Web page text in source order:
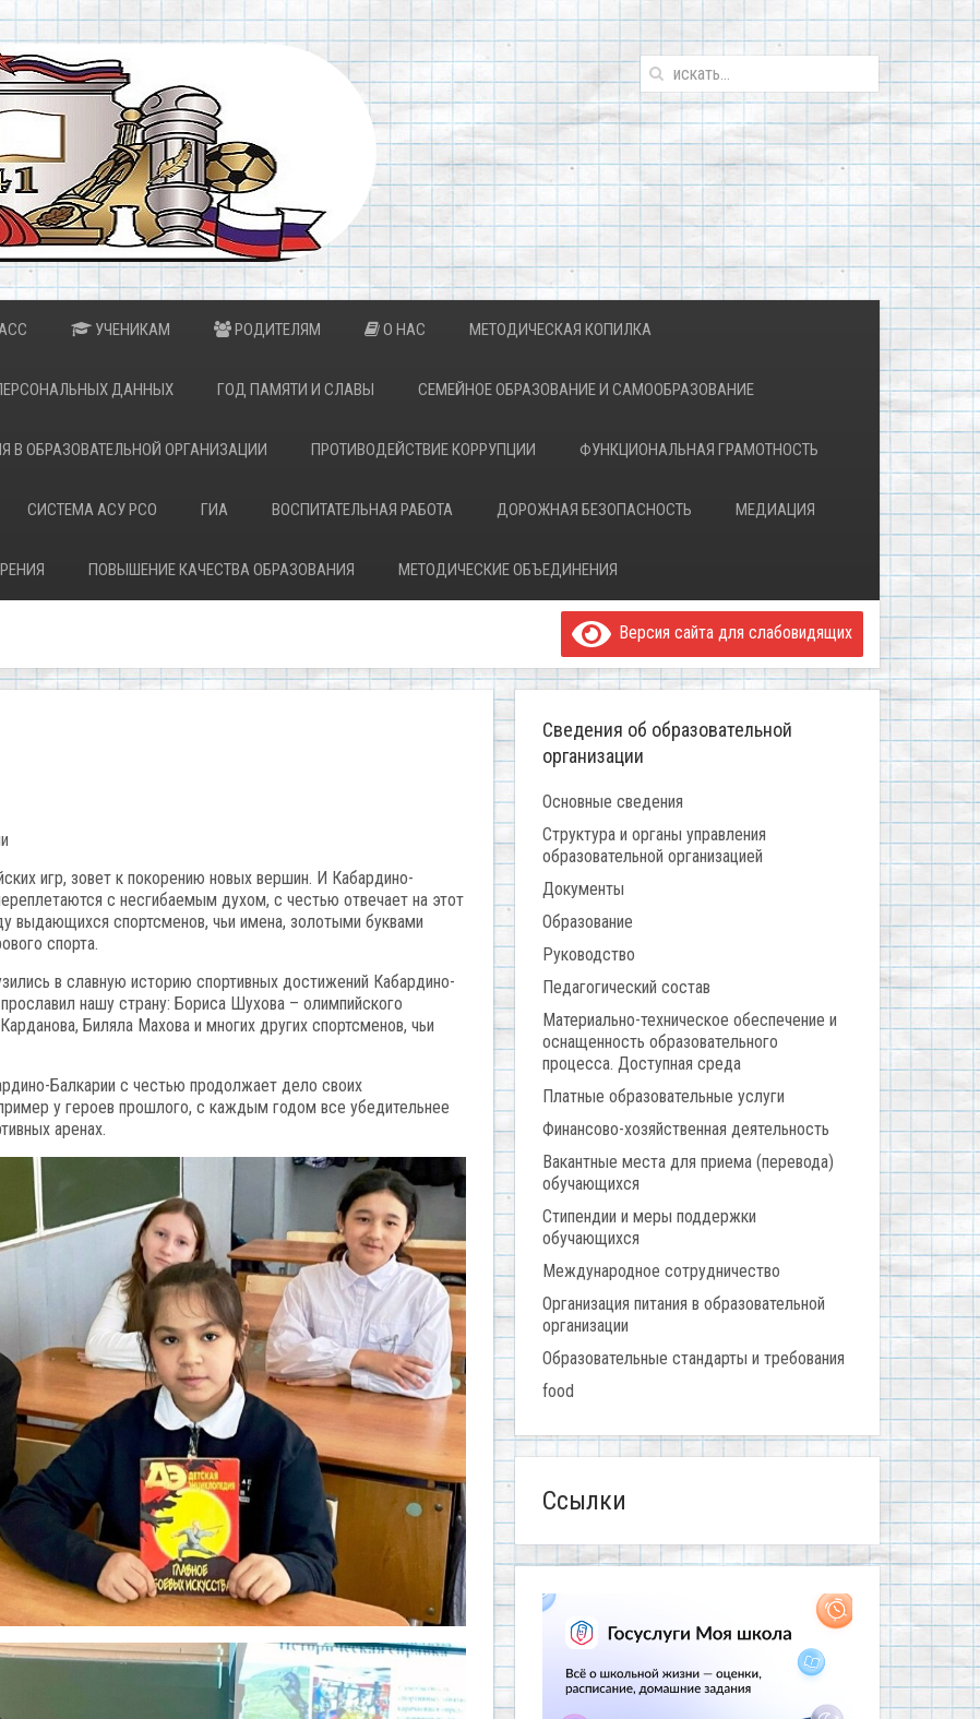
УЧЕНИКАМ РОДИТЕЛЯМ О НАС МЕТОДИЧЕСКАЯ КОПИЛКА
ДАННЫХ ГОД ПАМЯТИ И СЛАВЫ СЕМЕЙНОЕ ОБРАЗОВАНИЕ И САМООБРАЗОВАНИЕ
В ОБРАЗОВАТЕЛЬНОЙ ОРГАНИЗАЦИИ ПРОТИВОДЕЙСТВИЕ КОРРУПЦИИ ФУНКЦИОНАЛЬНАЯ ГРАМОТНОСТЬ
СИСТЕМА АСУ РСО ГИА ВОСПИТАТЕЛЬНАЯ РАБОТА ДОРОЖНАЯ БЕЗОПАСНОСТЬ МЕДИАЦИЯ
ПОВЫШЕНИЕ КАЧЕСТВА ОБРАЗОВАНИЯ МЕТОДИЧЕСКИЕ ОБЪЕДИНЕНИЯ
Версия сайта для слабовидящих
игр, зовет к покорению новых вершин. И Кабардино-
с несгибаемым духом, с честью отвечает на этот
выдающихся спортсменов, чьи имена, золотыми буквами
спорта.
в славную историю спортивных достижений Кабардино-
нашу страну: Бориса Шухова – олимпийского
Биляла Махова и многих других спортсменов, чьи
Балкарии с честью продолжает дело своих
у героев прошлого, с каждым годом все убедительнее
аренах.
Сведения об образовательной
организации
Основные сведения
Структура и органы управления
образовательной организацией
Документы
Образование
Руководство
Педагогический состав
Материально-техническое обеспечение и
оснащенность образовательного
процесса. Доступная среда
Платные образовательные услуги
Финансово-хозяйственная деятельность
Вакантные места для приема (перевода)
обучающихся
Стипендии и меры поддержки
обучающихся
Международное сотрудничество
Организация питания в образовательной
организации
Образовательные стандарты и требования
food
Ссылки